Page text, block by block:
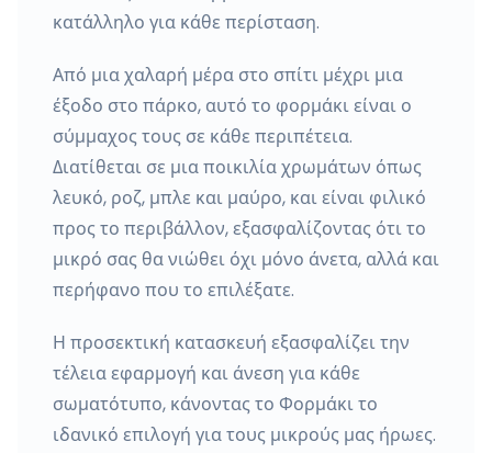
κατάλληλο για κάθε περίσταση.
Από μια χαλαρή μέρα στο σπίτι μέχρι μια
έξοδο στο πάρκο, αυτό το φορμάκι είναι ο
σύμμαχος τους σε κάθε περιπέτεια.
Διατίθεται σε μια ποικιλία χρωμάτων όπως
λευκό, ροζ, μπλε και μαύρο, και είναι φιλικό
προς το περιβάλλον, εξασφαλίζοντας ότι το
μικρό σας θα νιώθει όχι μόνο άνετα, αλλά και
περήφανο που το επιλέξατε.
Η προσεκτική κατασκευή εξασφαλίζει την
τέλεια εφαρμογή και άνεση για κάθε
σωματότυπο, κάνοντας το Φορμάκι το
ιδανικό επιλογή για τους μικρούς μας ήρωες.